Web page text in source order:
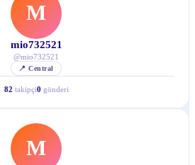
M
mio732521
@mio732521
📍Central
82 takipçi0 gönderi
M